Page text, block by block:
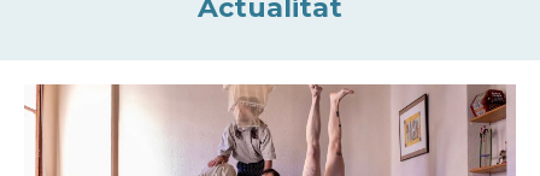
Actualitat